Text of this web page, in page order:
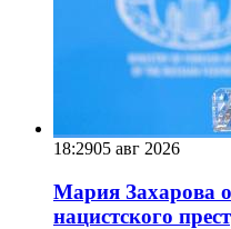
18:2905 авг 2026
Мария Захарова
нацистского